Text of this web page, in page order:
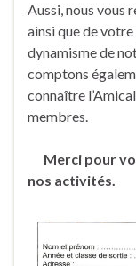
Aussi, nous vous
ainsi que de
dynamisme de
comptons
connaître
membres.
Merci pour
nos activités.